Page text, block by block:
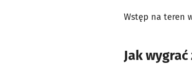
Wstęp na teren
Jak